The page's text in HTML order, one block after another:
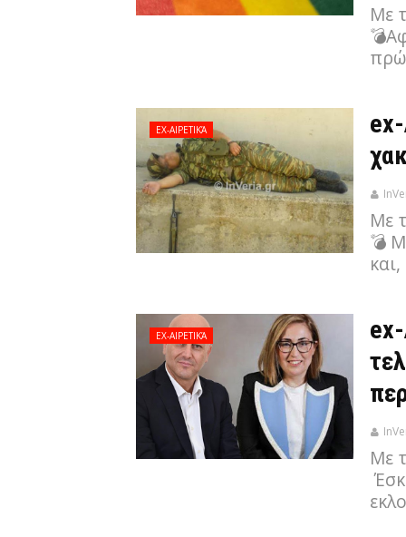
Με
EX-ΑΙΡΕΤΙΚΆ
Με
💣
EX-ΑΙΡΕΤΙΚΆ
Με